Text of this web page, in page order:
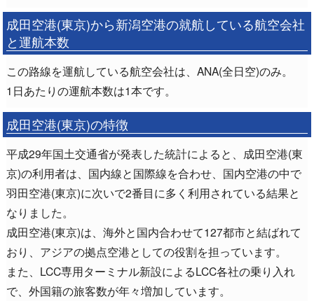
成田空港(東京)から新潟空港の就航している航空会社
と運航本数
この路線を運航している航空会社は、ANA(全日空)のみ。
1日あたりの運航本数は1本です。
成田空港(東京)の特徴
平成29年国土交通省が発表した統計によると、成田空港(東
京)の利用者は、国内線と国際線を合わせ、国内空港の中で
羽田空港(東京)に次いで2番目に多く利用されている結果と
なりました。
成田空港(東京)は、海外と国内合わせて127都市と結ばれて
おり、アジアの拠点空港としての役割を担っています。
また、LCC専用ターミナル新設によるLCC各社の乗り入れ
で、外国籍の旅客数が年々増加しています。